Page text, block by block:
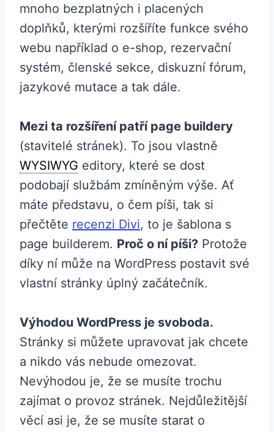
mnoho bezplatných i placených
doplňků, kterými rozšíříte funkce svého
webu například o e-shop, rezervační
systém, členské sekce, diskuzní fórum,
jazykové mutace a tak dále.
Mezi ta rozšíření patří page buildery
(stavitelé stránek). To jsou vlastně
WYSIWYG editory, které se dost
podobají službám zmíněným výše. Ať
máte představu, o čem píši, tak si
přečtěte recenzi Divi, to je šablona s
page builderem. Proč o ní píši? Protože
díky ní může na WordPress postavit své
vlastní stránky úplný začátečník.
Výhodou WordPress je svoboda.
Stránky si můžete upravovat jak chcete
a nikdo vás nebude omezovat.
Nevýhodou je, že se musíte trochu
zajímat o provoz stránek. Nejdůležitější
věcí asi je, že se musíte starat o